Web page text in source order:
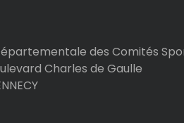
des Comités
Charles de Gaulle